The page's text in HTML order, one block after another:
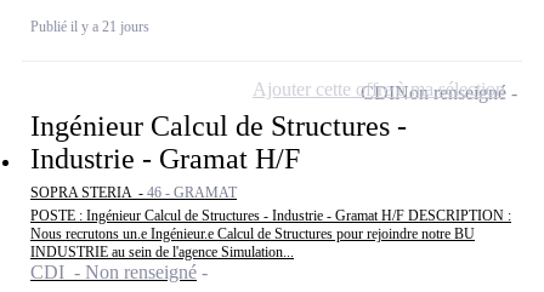
Publié il y a 21 jours
Ingénieur Calcul de Structures -
Industrie - Gramat H/F
SOPRA STERIA - 46 - GRAMAT
POSTE : Ingénieur Calcul de Structures - Industrie - Gramat H/F DESCRIPTION :
Nous recrutons un.e Ingénieur.e Calcul de Structures pour rejoindre notre BU
INDUSTRIE au sein de l'agence Simulation...
CDI - Non renseigné
CDINon renseigné
Ajouter cette offre à ma sélection